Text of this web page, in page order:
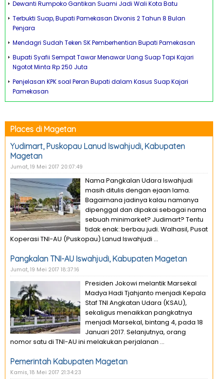
Dewanti Rumpoko Gantikan Suami Jadi Wali Kota Batu
Terbukti Suap, Bupati Pamekasan Divonis 2 Tahun 8 Bulan
Penjara
Mendagri Sudah Teken SK Pemberhentian Bupati Pamekasan
Bupati Syafii Sempat Tawar Menawar Uang Suap Tapi Kajari
Ngotot Minta Rp 250 Juta
Penjelasan KPK soal Peran Bupati dalam Kasus Suap Kajari
Pamekasan
Places di Magetan
Yudimart, Puskopau Lanud Iswahjudi, Kabupaten
Magetan
Jumat, 19 Mei 2017 20:07:49
Nama Pangkalan Udara Iswahjudi
masih ditulis dengan ejaan lama.
Bagaimana jadinya kalau namanya
dipenggal dan dipakai sebagai nama
sebuah minimarket? Judimart? Tentu
tidak enak: berbau judi. Walhasil, Pusat
Koperasi TNI-AU (Puskopau) Lanud Iswahjudi ...
Pangkalan TNI-AU Iswahjudi, Kabupaten Magetan
Jumat, 19 Mei 2017 18:37:16
Presiden Jokowi melantik Marsekal
Madya Hadi Tjahjanto menjadi Kepala
Staf TNI Angkatan Udara (KSAU),
sekaligus menaikkan pangkatnya
menjadi Marsekal, bintang 4, pada 18
Januari 2017. Selanjutnya, orang
nomor satu di TNI-AU ini melakukan perjalanan ...
Pemerintah Kabupaten Magetan
Kamis, 18 Mei 2017 21:34:23